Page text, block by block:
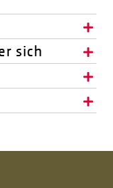
sich